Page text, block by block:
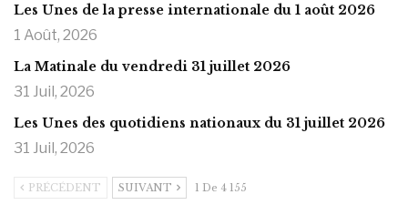
Les Unes de la presse internationale du 1 août 2026
1 Août, 2026
La Matinale du vendredi 31 juillet 2026
31 Juil, 2026
Les Unes des quotidiens nationaux du 31 juillet 2026
31 Juil, 2026
PRÉCÉDENT SUIVANT 1 De 4 155